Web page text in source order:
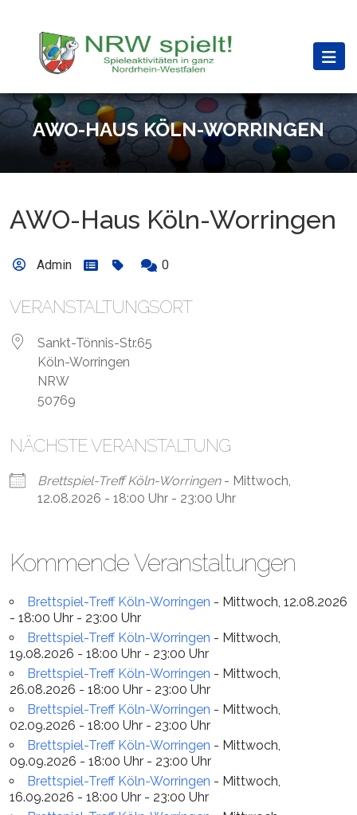
AWO-HAUS KÖLN-WORRINGEN
AWO-Haus Köln-Worringen
Admin 0
VERANSTALTUNGSORT
Sankt-Tönnis-Str.65
Köln-Worringen
NRW
50769
NÄCHSTE VERANSTALTUNG
Brettspiel-Treff Köln-Worringen- Mittwoch,
12.08.2026 - 18:00 Uhr - 23:00 Uhr
Kommende Veranstaltungen
Brettspiel-Treff Köln-Worringen - Mittwoch, 12.08.2026
- 18:00 Uhr - 23:00 Uhr
Brettspiel-Treff Köln-Worringen - Mittwoch,
19.08.2026 - 18:00 Uhr - 23:00 Uhr
Brettspiel-Treff Köln-Worringen - Mittwoch,
26.08.2026 - 18:00 Uhr - 23:00 Uhr
Brettspiel-Treff Köln-Worringen - Mittwoch,
02.09.2026 - 18:00 Uhr - 23:00 Uhr
Brettspiel-Treff Köln-Worringen - Mittwoch,
09.09.2026 - 18:00 Uhr - 23:00 Uhr
Brettspiel-Treff Köln-Worringen - Mittwoch,
16.09.2026 - 18:00 Uhr - 23:00 Uhr